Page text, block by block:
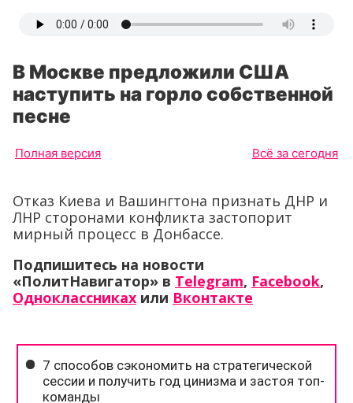
В Москве предложили США
наступить на горло собственной
песне
Полная версия Всё за сегодня
Отказ Киева и Вашингтона признать ДНР и
ЛНР сторонами конфликта застопорит
мирный процесс в Донбассе.
Подпишитесь на новости
«ПолитНавигатор» в Telegram, Facebook,
Одноклассниках или Вконтакте